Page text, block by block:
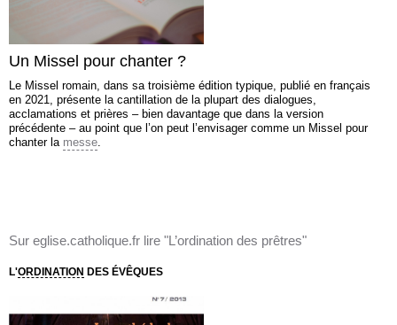
Un Missel pour chanter ?
Le Missel romain, dans sa troisième édition typique, publié en français
en 2021, présente la cantillation de la plupart des dialogues,
acclamations et prières – bien davantage que dans la version
précédente – au point que l’on peut l’envisager comme un Missel pour
chanter la messe.
Sur eglise.catholique.fr lire "L’ordination des prêtres"
L'ORDINATION DES ÉVÊQUES